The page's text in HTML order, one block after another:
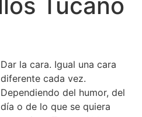
Dar la cara. Igual una cara
diferente cada vez.
Dependiendo del humor, del
día o de lo que se quiera